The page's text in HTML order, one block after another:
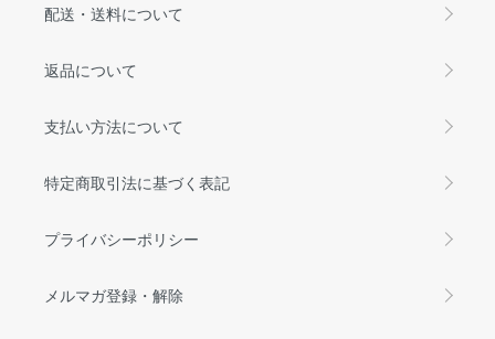
配送・送料について
返品について
支払い方法について
特定商取引法に基づく表記
プライバシーポリシー
メルマガ登録・解除